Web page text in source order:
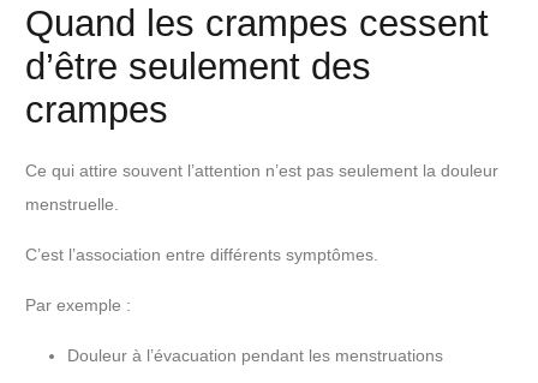
Quand les crampes cessent
d’être seulement des
crampes
Ce qui attire souvent l’attention n’est pas seulement la douleur
menstruelle.
C’est l’association entre différents symptômes.
Par exemple :
Douleur à l’évacuation pendant les menstruations